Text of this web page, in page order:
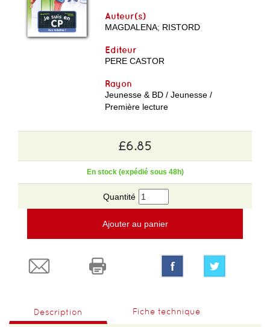
Auteur(s)
MAGDALENA; RISTORD
Editeur
PERE CASTOR
Rayon
Jeunesse & BD / Jeunesse /
Première lecture
£6.85
En stock (expédié sous 48h)
Quantité
Ajouter au panier
Description Fiche technique